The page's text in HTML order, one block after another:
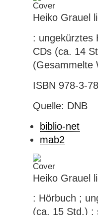
Heiko Grauel
: ungekürztes
CDs (ca. 14
(Gesammelte
ISBN 978-3-
Quelle: DNB
biblio-net
mab2
Heiko Grauel
: Hörbuch ;
(ca. 15 Std.) :